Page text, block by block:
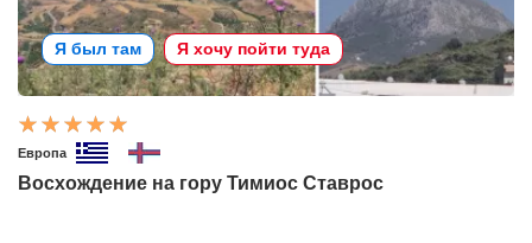
Я был там Я хочу пойти туда
Европа
Восхождение на гору Тимиос Ставрос